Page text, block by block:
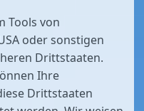
Tools von
oder sonstigen
Drittstaaten.
Ihre
Drittstaaten